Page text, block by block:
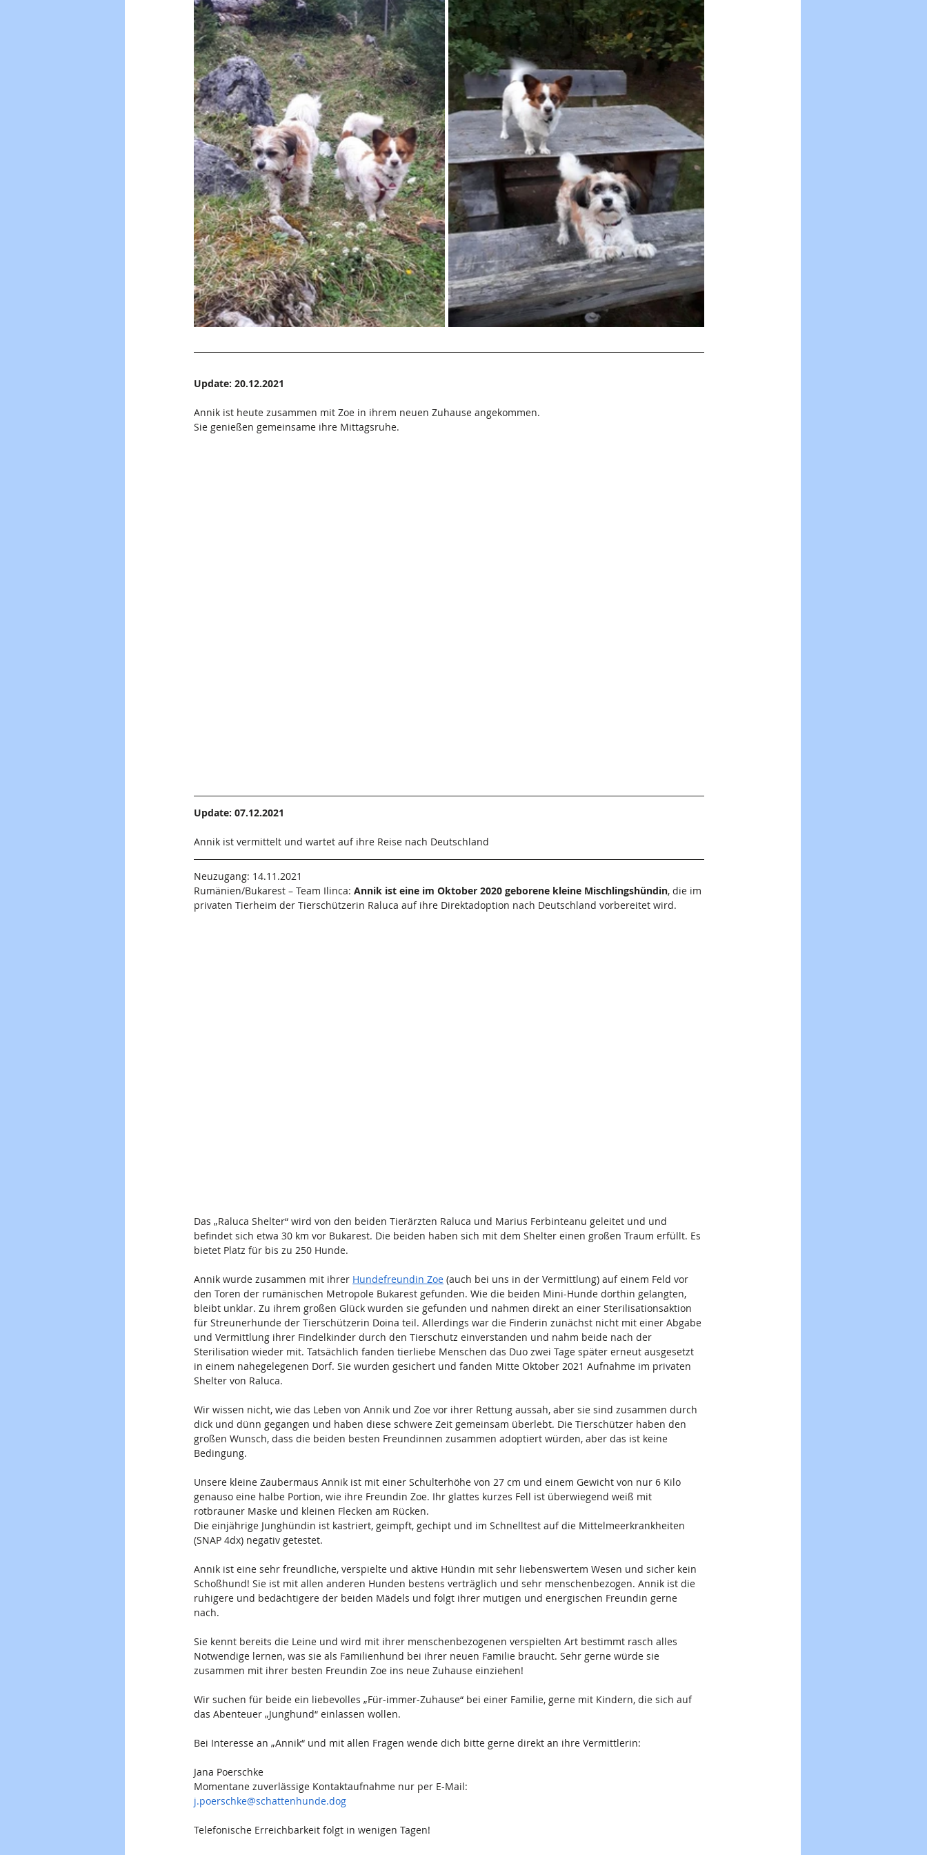
Update: 20.12.2021
Annik ist heute zusammen mit Zoe in ihrem neuen Zuhause angekommen.
Sie genießen gemeinsame ihre Mittagsruhe.
Update: 07.12.2021
Annik ist vermittelt und wartet auf ihre Reise nach Deutschland
Neuzugang: 14.11.2021
Rumänien/Bukarest – Team Ilinca: Annik ist eine im Oktober 2020 geborene kleine Mischlingshündin, die im
privaten Tierheim der Tierschützerin Raluca auf ihre Direktadoption nach Deutschland vorbereitet wird.
Das „Raluca Shelter“ wird von den beiden Tierärzten Raluca und Marius Ferbinteanu geleitet und und
befindet sich etwa 30 km vor Bukarest. Die beiden haben sich mit dem Shelter einen großen Traum erfüllt. Es
bietet Platz für bis zu 250 Hunde.
Annik wurde zusammen mit ihrer Hundefreundin Zoe (auch bei uns in der Vermittlung) auf einem Feld vor
den Toren der rumänischen Metropole Bukarest gefunden. Wie die beiden Mini-Hunde dorthin gelangten,
bleibt unklar. Zu ihrem großen Glück wurden sie gefunden und nahmen direkt an einer Sterilisationsaktion
für Streunerhunde der Tierschützerin Doina teil. Allerdings war die Finderin zunächst nicht mit einer Abgabe
und Vermittlung ihrer Findelkinder durch den Tierschutz einverstanden und nahm beide nach der
Sterilisation wieder mit. Tatsächlich fanden tierliebe Menschen das Duo zwei Tage später erneut ausgesetzt
in einem nahegelegenen Dorf. Sie wurden gesichert und fanden Mitte Oktober 2021 Aufnahme im privaten
Shelter von Raluca.
Wir wissen nicht, wie das Leben von Annik und Zoe vor ihrer Rettung aussah, aber sie sind zusammen durch
dick und dünn gegangen und haben diese schwere Zeit gemeinsam überlebt. Die Tierschützer haben den
großen Wunsch, dass die beiden besten Freundinnen zusammen adoptiert würden, aber das ist keine
Bedingung.
Unsere kleine Zaubermaus Annik ist mit einer Schulterhöhe von 27 cm und einem Gewicht von nur 6 Kilo
genauso eine halbe Portion, wie ihre Freundin Zoe. Ihr glattes kurzes Fell ist überwiegend weiß mit
rotbrauner Maske und kleinen Flecken am Rücken.
Die einjährige Junghündin ist kastriert, geimpft, gechipt und im Schnelltest auf die Mittelmeerkrankheiten
(SNAP 4dx) negativ getestet.
Annik ist eine sehr freundliche, verspielte und aktive Hündin mit sehr liebenswertem Wesen und sicher kein
Schoßhund! Sie ist mit allen anderen Hunden bestens verträglich und sehr menschenbezogen. Annik ist die
ruhigere und bedächtigere der beiden Mädels und folgt ihrer mutigen und energischen Freundin gerne
nach.
Sie kennt bereits die Leine und wird mit ihrer menschenbezogenen verspielten Art bestimmt rasch alles
Notwendige lernen, was sie als Familienhund bei ihrer neuen Familie braucht. Sehr gerne würde sie
zusammen mit ihrer besten Freundin Zoe ins neue Zuhause einziehen!
Wir suchen für beide ein liebevolles „Für-immer-Zuhause“ bei einer Familie, gerne mit Kindern, die sich auf
das Abenteuer „Junghund“ einlassen wollen.
Bei Interesse an „Annik“ und mit allen Fragen wende dich bitte gerne direkt an ihre Vermittlerin:
Jana Poerschke
Momentane zuverlässige Kontaktaufnahme nur per E-Mail:
j.poerschke@schattenhunde.dog
Telefonische Erreichbarkeit folgt in wenigen Tagen!